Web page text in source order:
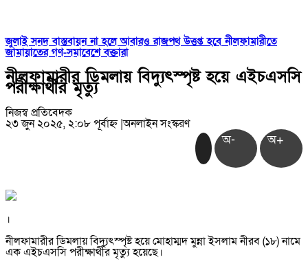
জুলাই সনদ বাস্তবায়ন না হলে আবারও রাজপথ উত্তপ্ত হবে নীলফামারীতে
জামায়াতের গণ-সমাবেশে বক্তারা
নীলফামারীর ডিমলায় বিদ্যুৎস্পৃষ্ট হয়ে এইচএসসি
পরীক্ষার্থীর মৃত্যু
নিজস্ব প্রতিবেদক
২৩ জুন ২০২৫, ২:০৮ পূর্বাহ্ন|অনলাইন সংস্করণ
অ- অ+
।
নীলফামারীর ডিমলায় বিদ্যুৎস্পৃষ্ট হয়ে মোহাম্মদ মুন্না ইসলাম নীরব (১৮) নামে
এক এইচএসসি পরীক্ষার্থীর মৃত্যু হয়েছে।